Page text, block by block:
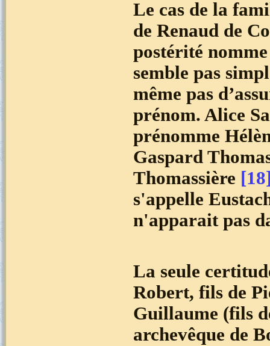
Le cas de la
de Renaud de
postérité
semble pas
même pas
prénom. Alice
prénomme
Gaspard
Thomassière
s'appelle
n'apparait pas
La seule
Robert, fils de
Guillaume (fils
archevêque de